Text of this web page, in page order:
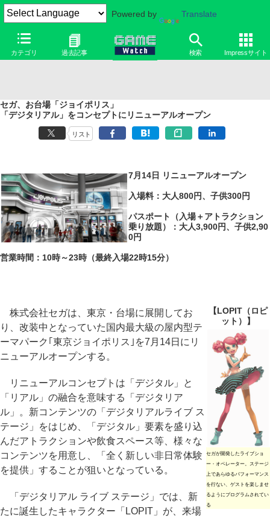
Powered by Translate
カテゴリ 過去記事 検索 Impressサイト
セガ、お台場「ジョイポリス」
「デジタリアル」をコンセプトにリニューアルオープン
リスト
7月14日 リニューアルオープン
入場料：大人800円、子供300円
パスポート（入場＋アトラクション
乗り放題）：大人3,900円、子供2,90
0円
営業時間：10時～23時（最終入場22時15分）
【LOPIT（ロピ
ット）】
セガが開発したライブショ
ー・オペレーター。ステージ
上であらゆるパフォーマンス
を行ない、ゲストを楽しませ
るようにプログラムされてい
る
株式会社セガは、東京・台場に展開してお
り、改装中となっていた国内最大級の屋内型テ
ーマパーク｢東京ジョイポリス｣を7月14日にリ
ニューアルオープンする。
リニューアルコンセプトは「デジタル」と
「リアル」の融合を意味する「デジタリア
ル」。新コンテンツの「デジタリアルライブ ス
テージ」をはじめ、「デジタル」要素を盛り込
んだアトラクションや飲食スペース等、様々な
コンテンツを用意し、「全く新しい非日常体験
を提供」することが狙いとなっている。
「デジタリアル ライブ ステージ」では、新
たに誕生したキャラクター「LOPIT」が、来場